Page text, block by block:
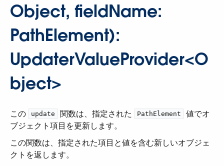
Object, fieldName:
PathElement):
UpdaterValueProvider<O
bject>
この ​ update ​ 関数は、指定された ​ PathElement
​ 値でオ
ブジェクト項目を更新します。
この関数は、指定された項目と値を含む新しいオブジェ
クトを返します。